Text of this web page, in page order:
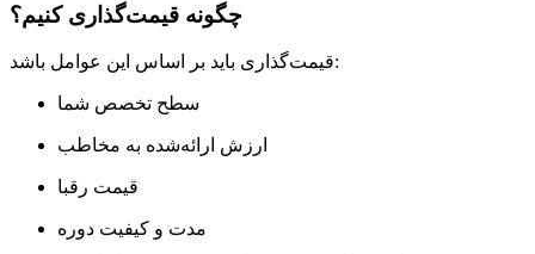
چگونه قیمت‌گذاری کنیم؟
قیمت‌گذاری باید بر اساس این عوامل باشد:
سطح تخصص شما
ارزش ارائه‌شده به مخاطب
قیمت رقبا
مدت و کیفیت دوره